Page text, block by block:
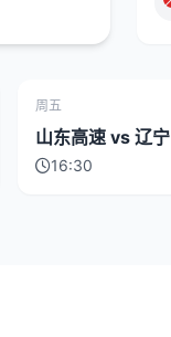
周五
山东高速 vs 辽宁
16:30